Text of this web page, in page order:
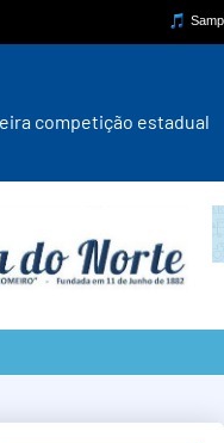
competição estadual